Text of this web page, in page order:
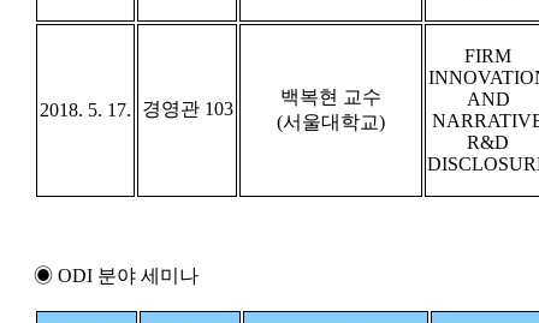
2018. 5. 17. 경영관 103
백복현 교수
(서울대학교)
FIRM
AND
R&D
◉ ODI 분야 세미나